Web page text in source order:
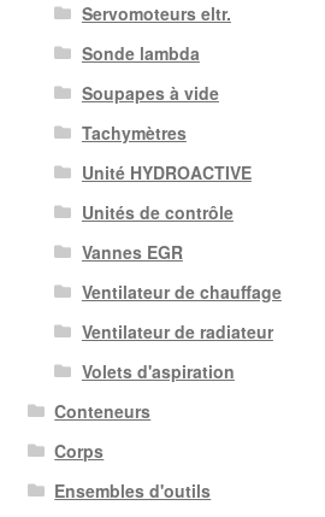
Servomoteurs eltr.
Sonde lambda
Soupapes à vide
Tachymètres
Unité HYDROACTIVE
Unités de contrôle
Vannes EGR
Ventilateur de chauffage
Ventilateur de radiateur
Volets d'aspiration
Conteneurs
Corps
Ensembles d'outils